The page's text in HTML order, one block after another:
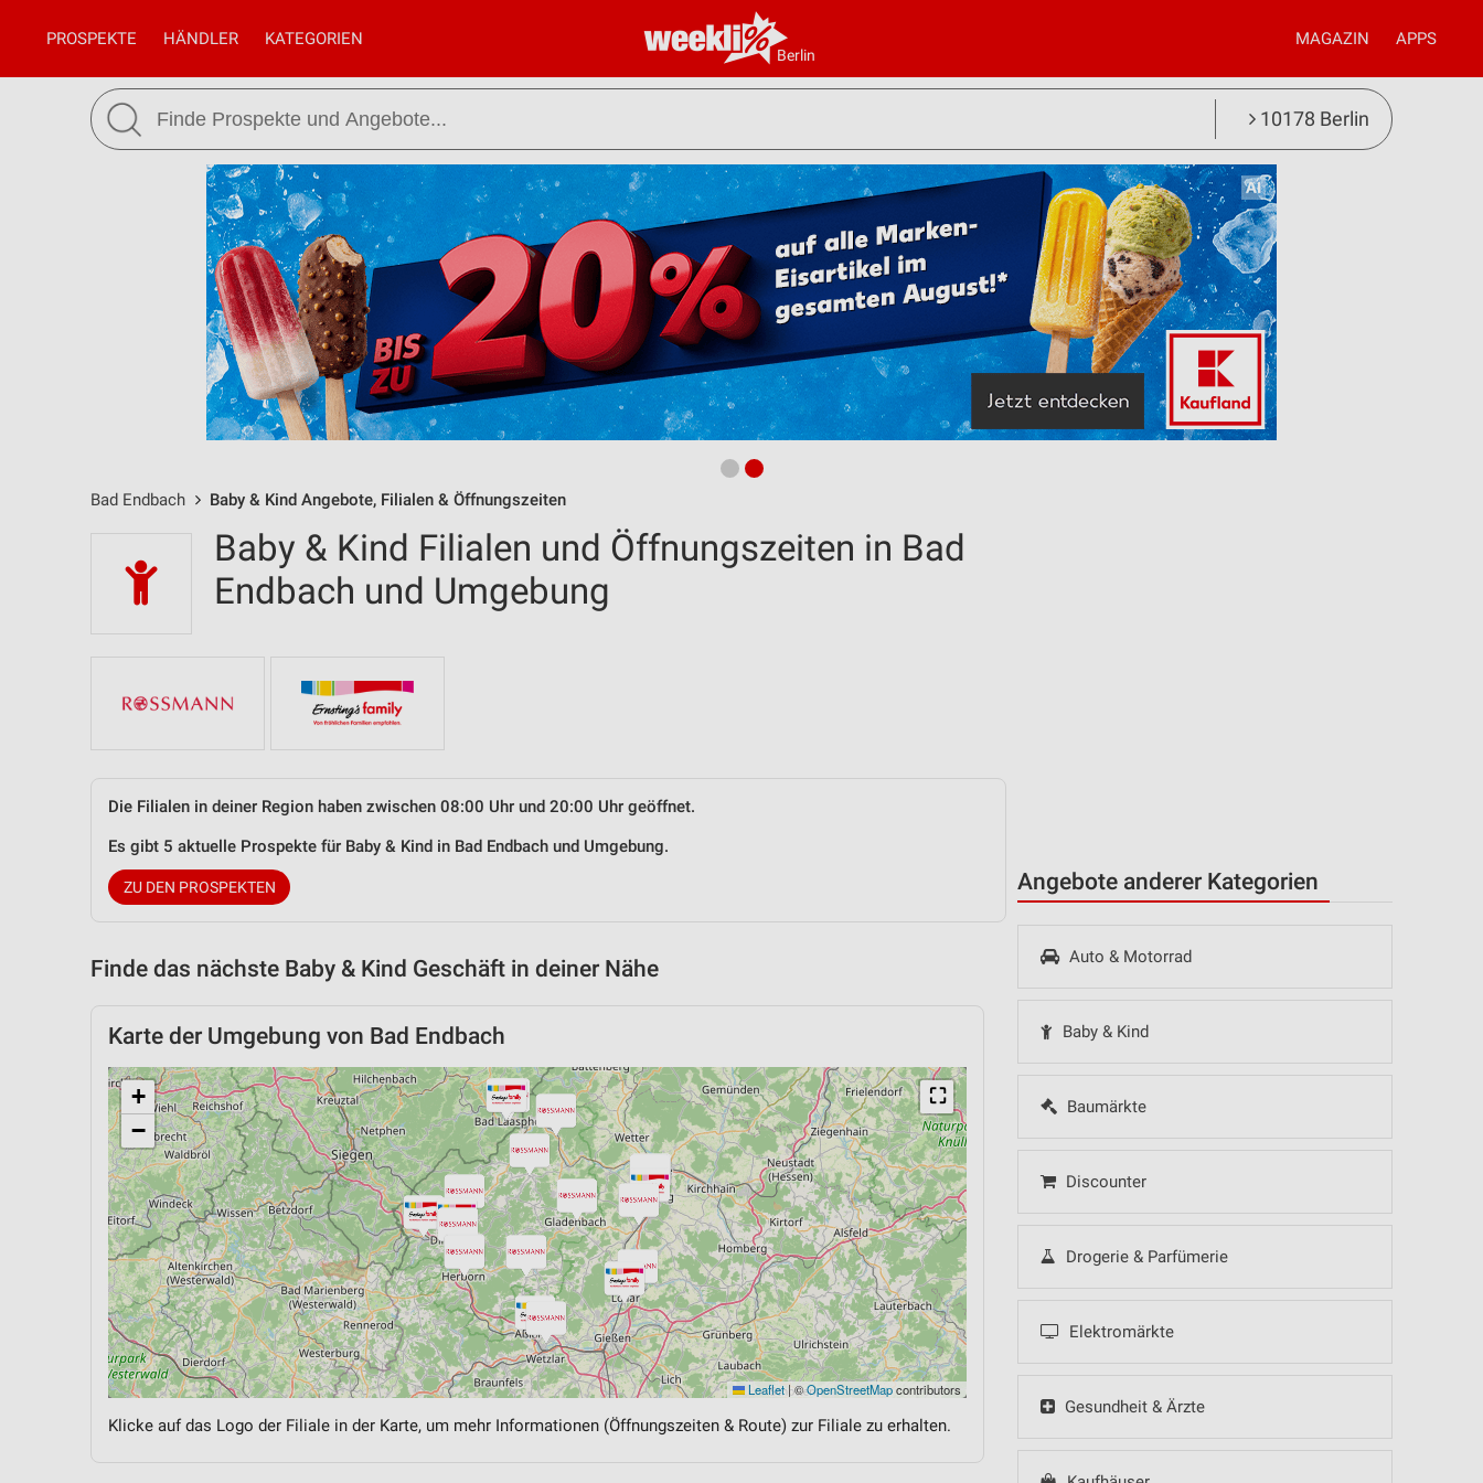
Berlin
PROSPEKTE HÄNDLER KATEGORIEN MAGAZIN APPS
10178 Berlin
Bad Endbach Baby & Kind Angebote, Filialen & Öffnungszeiten
Angebote anderer Kategorien
Auto & Motorrad
Baby & Kind
Baumärkte
Discounter
Drogerie & Parfümerie
Elektromärkte
Gesundheit & Ärzte
Baby & Kind Filialen und Öffnungszeiten in Bad
Endbach und Umgebung
Die Filialen in deiner Region haben zwischen 08:00 Uhr und 20:00 Uhr geöffnet.
Es gibt 5 aktuelle Prospekte für Baby & Kind in Bad Endbach und Umgebung.
ZU DEN PROSPEKTEN
Finde das nächste Baby & Kind Geschäft in deiner Nähe
Karte der Umgebung von Bad Endbach
⛶
+
−
Leaflet |©OpenStreetMapcontributors
Klicke auf das Logo der Filiale in der Karte, um mehr Informationen (Öffnungszeiten & Route) zur Filiale zu erhalten.